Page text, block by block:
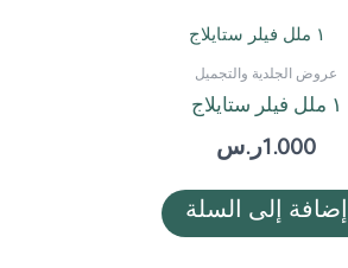
عروض الجلدية والتجميل
١ ملل فيلر ستايلاج
1.000ر.س
إضافة إلى السلة